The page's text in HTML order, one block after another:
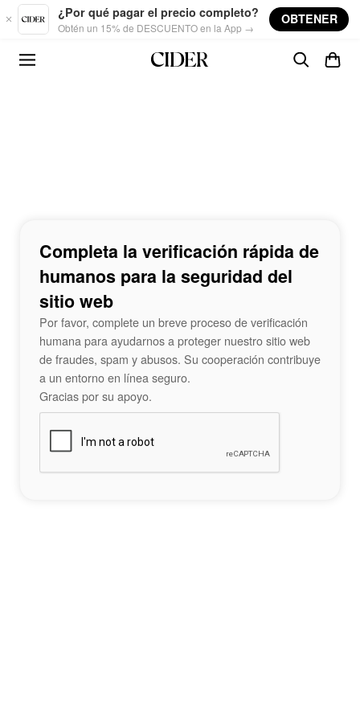
Skip to main content
¿Por qué pagar el precio completo?
Obtén un 15% de DESCUENTO en la App →
OBTENER
Completa la verificación rápida de
humanos para la seguridad del
sitio web
Por favor, complete un breve proceso de verificación
humana para ayudarnos a proteger nuestro sitio web
de fraudes, spam y abusos. Su cooperación contribuye
a un entorno en línea seguro.
Gracias por su apoyo.